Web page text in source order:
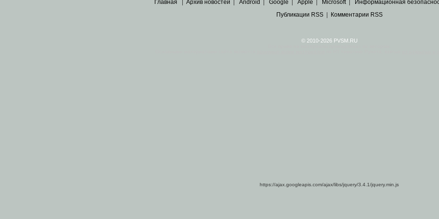
Главная Архив новостей Android Google Apple Microsoft| Информационная
Публикации RSS| Комментарии RSS
© 2010-2026 PVSM.RU
https://ajax.googleapis.com/ajax/libs/jquery/3.4.1/jquery.min.js